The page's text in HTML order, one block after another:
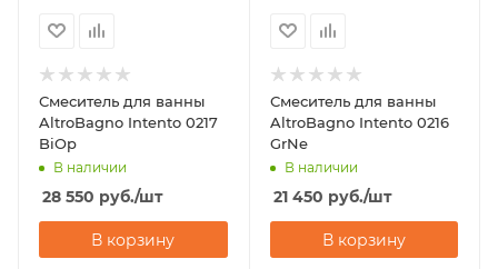
Смеситель для ванны
AltroBagno Intento 0217
BiOp
В наличии
28 550 руб./шт
В корзину
Смеситель для ванны
AltroBagno Intento 0216
GrNe
В наличии
21 450 руб./шт
В корзину